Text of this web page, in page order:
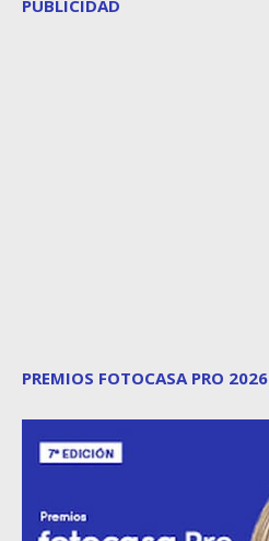
PUBLICIDAD
PREMIOS FOTOCASA PRO 2026